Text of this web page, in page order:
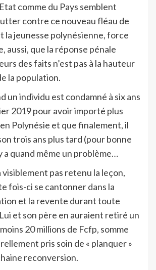
comme du Pays semblent
contre ce nouveau fléau de
la jeunesse polynésienne, force
aussi, que la réponse pénale
des faits n’est pas à la hauteur
la population.
un individu est condamné à six ans
2019 pour avoir importé plus
en Polynésie et que finalement, il
trois ans plus tard (pour bonne
a quand même un problème…
visiblement pas retenu la leçon,
fois-ci se cantonner dans la
et la revente durant toute
et son père en auraient retiré un
20 millions de Fcfp, somme
pris soin de « planquer »
reconversion.